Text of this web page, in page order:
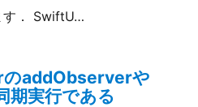
す． SwiftU…
addObserverや
実行である